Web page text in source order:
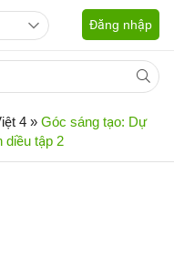
Đăng nhập
4 » Góc sáng tạo: Dự
diều tập 2